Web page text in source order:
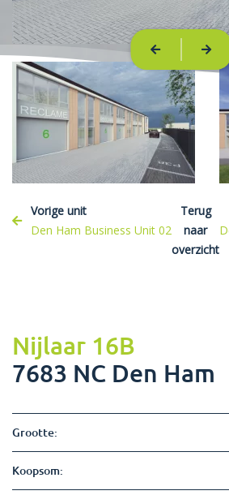
+31 (0) 318 – 240 330
Vorige unit
Den Ham Business Unit 02
Terug
naar
overzicht
Nijlaar 16B
7683 NC Den Ham
Grootte:
Koopsom: